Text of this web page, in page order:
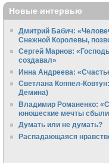
Новые интервью
Дмитрий Бабич:
Снежной Королевы,
Сергей Марнов:
создавал»
Инна Андреева:
Светлана Коппел-
Демина)
Владимир Романенко:
юношеские мечты
Думать или не думать?
Распадающаяся